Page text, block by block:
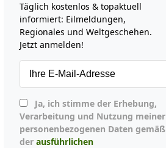
Täglich kostenlos & topaktuell
informiert: Eilmeldungen,
Regionales und Weltgeschehen.
Jetzt anmelden!
Verarbeitung und Nutzung meiner
personenbezogenen Daten gemäß
der ausführlichen